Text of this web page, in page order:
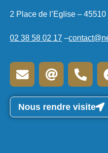
2 Place de l’Eglise –
02 38 58 02 17 –
Nous rendre visite